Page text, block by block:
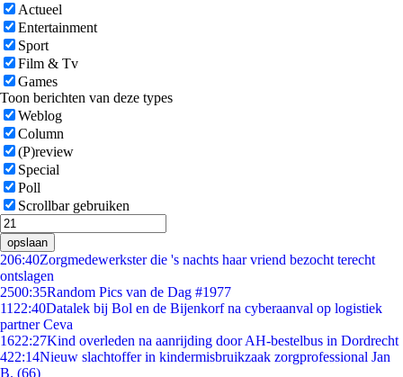
Actueel
Entertainment
Sport
Film & Tv
Games
Toon berichten van deze types
Weblog
Column
(P)review
Special
Poll
Scrollbar gebruiken
opslaan
206:40Zorgmedewerkster die 's nachts haar vriend bezocht terecht
ontslagen
2500:35Random Pics van de Dag #1977
11 22:40Datalek bij Bol en de Bijenkorf na cyberaanval op logistiek
partner Ceva
1622:27Kind overleden na aanrijding door AH-bestelbus in Dordrecht
422:14Nieuw slachtoffer in kindermisbruikzaak zorgprofessional Jan
B. (66)